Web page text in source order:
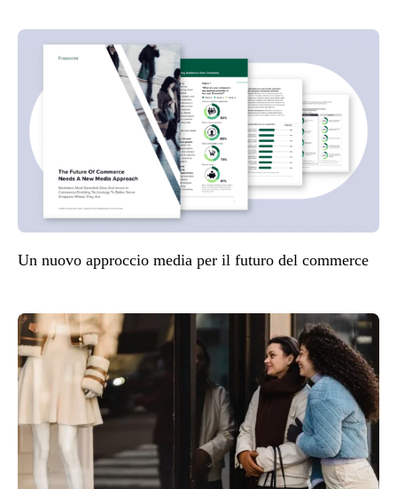
Un nuovo approccio media per il futuro del commerce